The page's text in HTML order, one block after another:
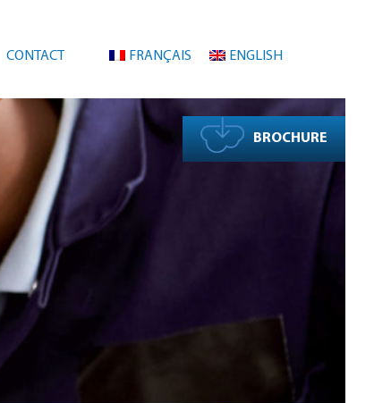
CONTACT FRANÇAIS ENGLISH
BROCHURE